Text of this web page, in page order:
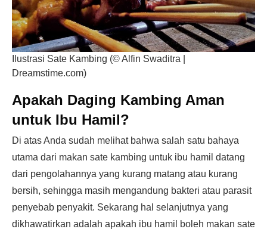
Ilustrasi Sate Kambing (© Alfin Swaditra |
Dreamstime.com)
Apakah Daging Kambing Aman
untuk Ibu Hamil?
Di atas Anda sudah melihat bahwa salah satu bahaya
utama dari makan sate kambing untuk ibu hamil datang
dari pengolahannya yang kurang matang atau kurang
bersih, sehingga masih mengandung bakteri atau parasit
penyebab penyakit. Sekarang hal selanjutnya yang
dikhawatirkan adalah apakah ibu hamil boleh makan sate